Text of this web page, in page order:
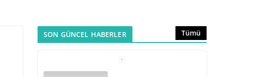
SON GÜNCEL HABERLER Tümü